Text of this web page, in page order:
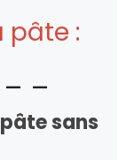
pâte :
sans